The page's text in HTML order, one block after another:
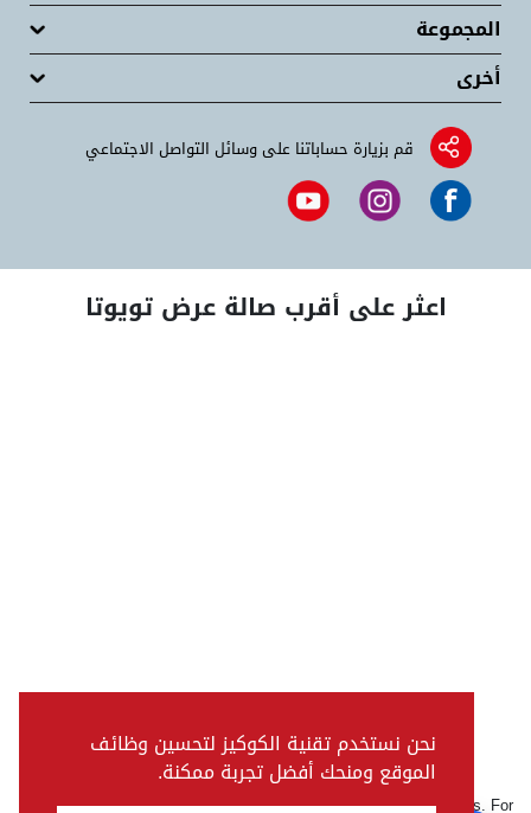
نحن نستخدم تقنية الكوكيز لتحسين وظائف
الموقع ومنحك أفضل تجربة ممكنة.
المجموعة
أخرى
قم بزيارة حساباتنا على وسائل التواصل الاجتماعي
اعثر على أقرب صالة عرض تويوتا
Pictures, colours & features may differ from actual specifications. For